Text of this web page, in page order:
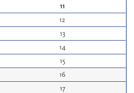
11
12
13
14
15
16
17